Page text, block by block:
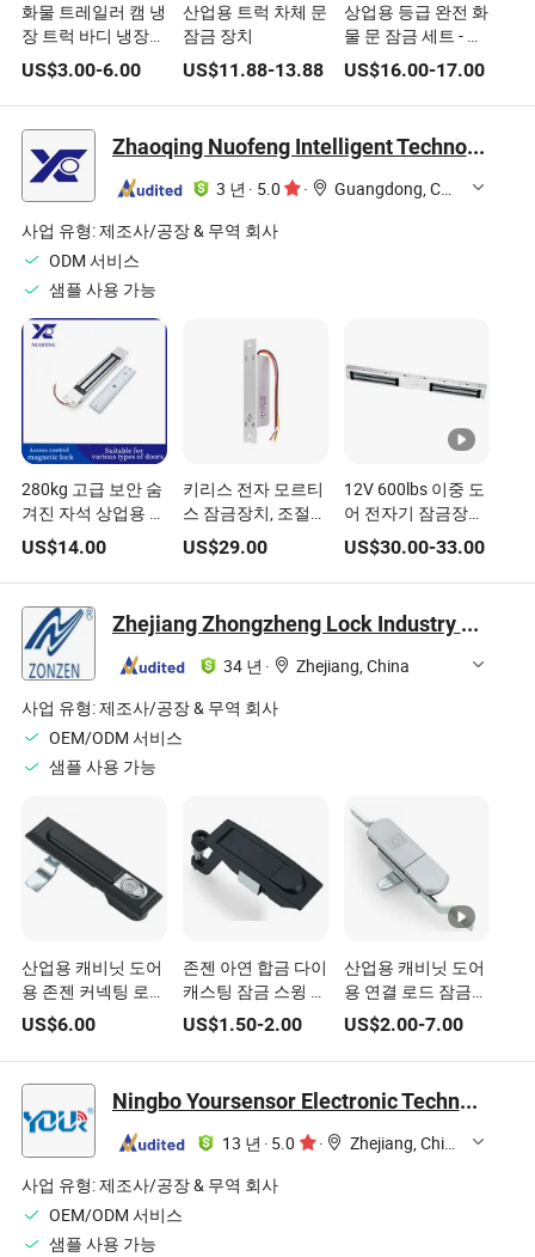
화물 트레일러 캠 냉
장 트럭 바디 냉장고
바 배송 컨테이너 후
면 매립형 도어 손잡
이 T 패들 공구 상자
잠금장치
US$3.00-6.00
산업용 트럭 차체 문
잠금 장치
US$11.88-13.88
상업용 등급 완전 화
물 문 잠금 세트 - 부
식 방지, 고안전
US$16.00-17.00
Zhaoqing Nuofeng Intelligent Technology Co., Ltd.
3 년 · 5.0 ·
Guangdong, China
사업 유형:제조사/공장 & 무역 회사
ODM 서비스
샘플 사용 가능
280kg 고급 보안 숨
겨진 자석 상업용 및
주거용 출입 통제 잠
금장치
US$14.00
키리스 전자 모르티
스 잠금장치, 조절
가능한 지연,
12V/24V DC 전자
도어 잠금장치, 보안
US$29.00
12V 600lbs 이중 도
어 전자기 잠금장치
280kg 600lbs 유리
문용 전기 보안 시스
템 자기 잠금장치
US$30.00-33.00
Zhejiang Zhongzheng Lock Industry Co., Ltd.
34 년 ·
Zhejiang, China
사업 유형:제조사/공장 & 무역 회사
OEM/ODM 서비스
샘플 사용 가능
산업용 캐비닛 도어
용 존젠 커넥팅 로드
잠금장치 Ms834-1
US$6.00
존젠 아연 합금 다이
캐스팅 잠금 스윙 핸
들 패널 잠금 전기
캐비닛 문 Ms708-8
US$1.50-2.00
산업용 캐비닛 도어
용 연결 로드 잠금
장치 Ms820A
US$2.00-7.00
Ningbo Yoursensor Electronic Technology Co., Ltd.
13 년 · 5.0 ·
Zhejiang, China
사업 유형:제조사/공장 & 무역 회사
OEM/ODM 서비스
샘플 사용 가능